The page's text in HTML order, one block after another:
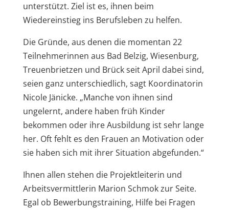
unterstützt. Ziel ist es, ihnen beim
Wiedereinstieg ins Berufsleben zu helfen.
Die Gründe, aus denen die momentan 22
Teilnehmerinnen aus Bad Belzig, Wiesenburg,
Treuenbrietzen und Brück seit April dabei sind,
seien ganz unterschiedlich, sagt Koordinatorin
Nicole Jänicke. „Manche von ihnen sind
ungelernt, andere haben früh Kinder
bekommen oder ihre Ausbildung ist sehr lange
her. Oft fehlt es den Frauen an Motivation oder
sie haben sich mit ihrer Situation abgefunden.“
Ihnen allen stehen die Projektleiterin und
Arbeitsvermittlerin Marion Schmok zur Seite.
Egal ob Bewerbungstraining, Hilfe bei Fragen